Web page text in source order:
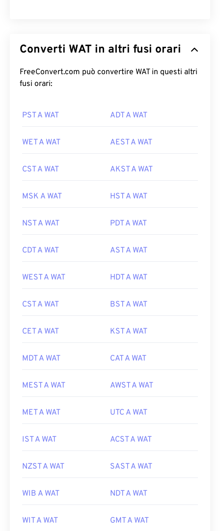
Converti WAT in altri fusi orari
FreeConvert.com può convertire WAT in questi altri
fusi orari:
PST A WAT ADT A WAT
WET A WAT AEST A WAT
CST A WAT AKST A WAT
MSK A WAT HST A WAT
NST A WAT PDT A WAT
CDT A WAT AST A WAT
WEST A WAT HDT A WAT
CST A WAT BST A WAT
CET A WAT KST A WAT
MDT A WAT CAT A WAT
MEST A WAT AWST A WAT
MET A WAT UTC A WAT
IST A WAT ACST A WAT
NZST A WAT SAST A WAT
WIB A WAT NDT A WAT
WIT A WAT GMT A WAT